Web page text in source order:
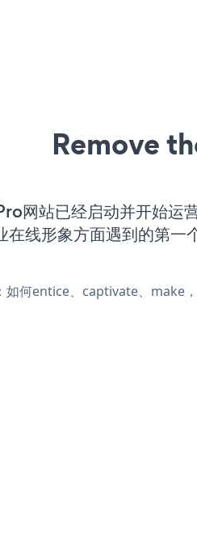
Remove
网站已经启动并开始运
在线形象方面遇到的第一
何entice、captivate、make